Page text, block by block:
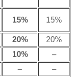
15% 15%
20%
20%
10%
–
– –